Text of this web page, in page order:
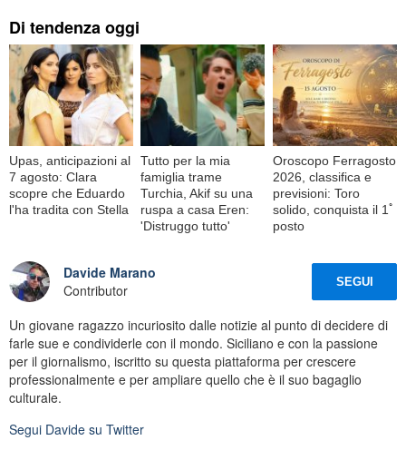
Di tendenza oggi
Upas, anticipazioni al
7 agosto: Clara
scopre che Eduardo
l'ha tradita con Stella
Tutto per la mia
famiglia trame
Turchia, Akif su una
ruspa a casa Eren:
'Distruggo tutto'
Oroscopo Ferragosto
2026, classifica e
previsioni: Toro
solido, conquista il 1ﾟ
posto
Davide Marano
Contributor
SEGUI
Un giovane ragazzo incuriosito dalle notizie al punto di decidere di
farle sue e condividerle con il mondo. Siciliano e con la passione
per il giornalismo, iscritto su questa piattaforma per crescere
professionalmente e per ampliare quello che è il suo bagaglio
culturale.
Segui Davide su Twitter